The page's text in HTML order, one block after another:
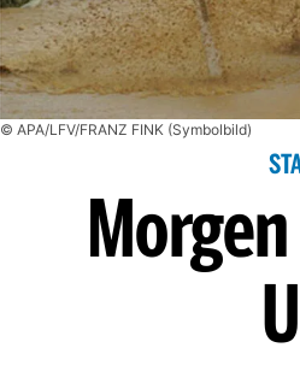
© APA/LFV/FRANZ FINK (Symbolbild)